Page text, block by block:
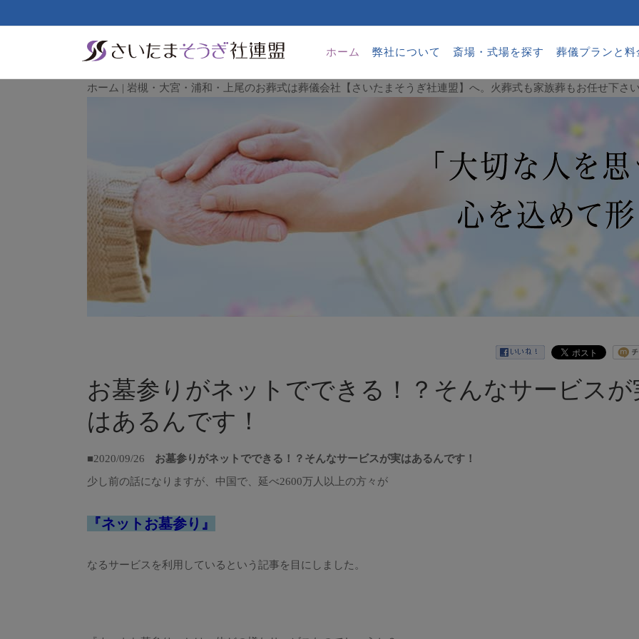
ホーム 弊社について 斎場・式場を探す 葬儀プランと料
ホーム | 岩槻・大宮・浦和・上尾のお葬式は葬儀会社【さいたまそうぎ社連盟】へ。火葬式も家族葬もお任せ下さ
お墓参りがネットでできる！？そんなサービスが
はあるんです！
■2020/09/26
お墓参りがネットでできる！？そんなサービスが実はあるんです！
少し前の話になりますが、中国で、延べ2600万人以上の方々が
『ネットお墓参り』
なるサービスを利用しているという記事を目にしました。